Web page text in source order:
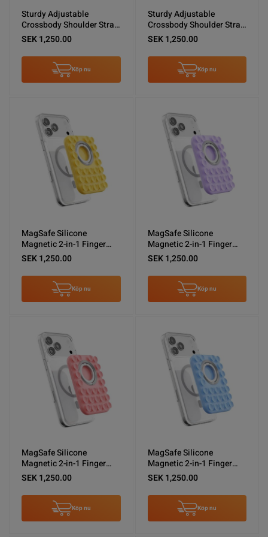
Sturdy Adjustable
Crossbody Shoulder Strap
for Phones -Purple
SEK 1,250.00
Köp nu
Sturdy Adjustable
Crossbody Shoulder Strap
for Phones -Pink
SEK 1,250.00
Köp nu
MagSafe Silicone
Magnetic 2-in-1 Finger
Phone Kickstand Yellow
SEK 1,250.00
Köp nu
MagSafe Silicone
Magnetic 2-in-1 Finger
Phone Kickstand Purple
SEK 1,250.00
Köp nu
MagSafe Silicone
Magnetic 2-in-1 Finger
Phone Kickstand Pink
SEK 1,250.00
Köp nu
MagSafe Silicone
Magnetic 2-in-1 Finger
Phone Kickstand Light
SEK 1,250.00
Köp nu